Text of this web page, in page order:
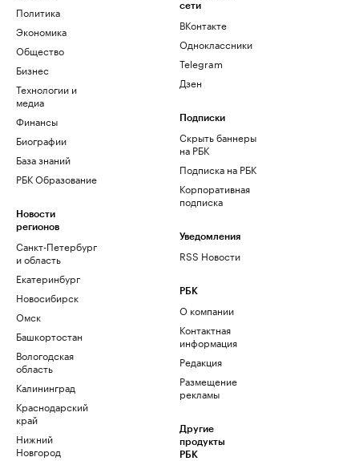
Политика
Экономика
Общество
Бизнес
Технологии и
медиа
Финансы
Биографии
База знаний
РБК Образование
Новости
регионов
Санкт-Петербург
и область
Екатеринбург
Новосибирск
Омск
Башкортостан
Вологодская
область
Калининград
Краснодарский
край
Нижний
Новгород
сети
ВКонтакте
Одноклассники
Telegram
Дзен
Подписки
Скрыть баннеры
на РБК
Подписка на РБК
Корпоративная
подписка
Уведомления
RSS Новости
РБК
О компании
Контактная
информация
Редакция
Размещение
рекламы
Другие
продукты
РБК